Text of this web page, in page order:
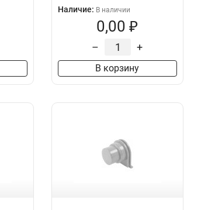
Наличие: В наличии
0,00 ₽
– +
В корзину